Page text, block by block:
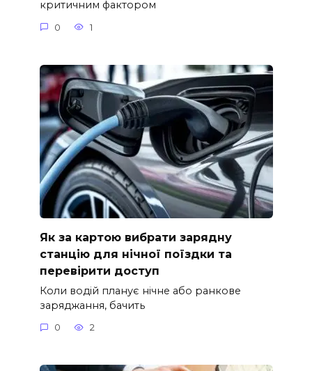
критичним фактором
0 1
Як за картою вибрати зарядну
станцію для нічної поїздки та
перевірити доступ
Коли водій планує нічне або ранкове
заряджання, бачить
0 2